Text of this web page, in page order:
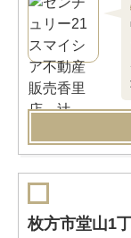
枚方市堂山1